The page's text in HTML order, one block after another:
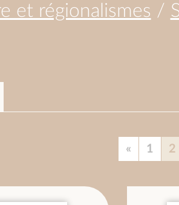
et régionalismes /
« 1 2